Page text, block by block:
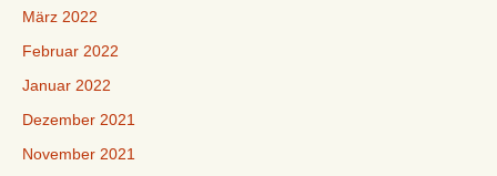
März 2022
Februar 2022
Januar 2022
Dezember 2021
November 2021